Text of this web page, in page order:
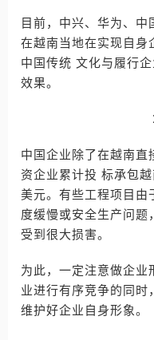
目前，中兴、华为、
在越南当地在实现自身
中国传统 文化与履行
效果。
中国企业除了在越南直
资企业累计投 标承包
美元。有些工程项目由
度缓慢或安全生产问题
受到很大损害。
为此，一定注意做企业
业进行有序竞争的同时
维护好企业自身形象。